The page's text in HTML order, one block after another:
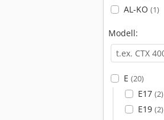
AL-KO (1)
Modell:
E (20)
E17 (2)
E19 (2)